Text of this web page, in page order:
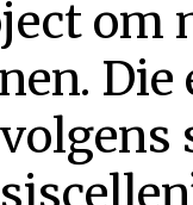
om
Die